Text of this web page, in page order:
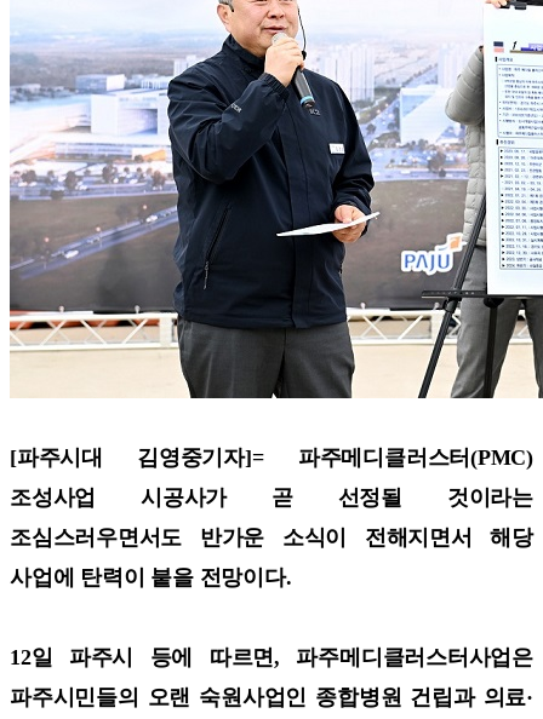
[파주시대 김영중기자]= 파주메디클러스터(PMC)
조성사업 시공사가 곧 선정될 것이라는
조심스러우면서도 반가운 소식이 전해지면서 해당
사업에 탄력이 붙을 전망이다.
12일 파주시 등에 따르면, 파주메디클러스터사업은
파주시민들의 오랜 숙원사업인 종합병원 건립과 의료·